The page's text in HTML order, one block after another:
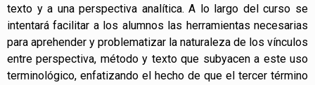
texto y a una perspectiva analítica. A lo largo del curso se
intentará facilitar a los alumnos las herramientas necesarias
para aprehender y problematizar la naturaleza de los vínculos
entre perspectiva, método y texto que subyacen a este uso
terminológico, enfatizando el hecho de que el tercer término